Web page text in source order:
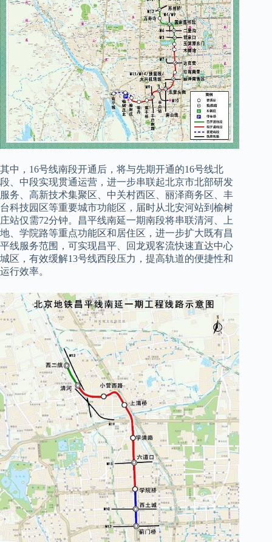
其中，16号线南段开通后，将与先期开通的16号线北
段、中段实现贯通运营，进一步串联起北京市北部研发
服务、高新技术集聚区、中关村西区、丽泽商务区、丰
台科技园区等重要城市功能区，届时从北安河站到榆树
庄站仅需72分钟。昌平线南延一期南段将串联清河、上
地、学院路等重点功能区和居住区，进一步扩大既有昌
平线服务范围，可实现昌平、回龙观客流快速直达中心
城区，有效缓解13号线西段压力，提高轨道的便捷性和
运行效率。